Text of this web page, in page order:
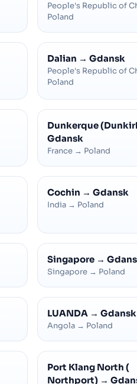
People's Republic of
Poland
Dalian → Gdansk
People's Republic of
Poland
Dunkerque
Gdansk
France → Poland
Cochin → Gdansk
India → Poland
Singapore →
Singapore → Poland
LUANDA → Gdansk
Angola → Poland
Port Klang North (
Northport) →